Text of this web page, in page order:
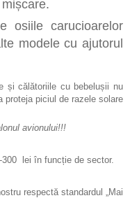
osiile carucioarelor
modele cu ajutorul
și călătoriile cu bebelușii nu
piciul de razele solare
avionului!!!
lei în funcție de sector.
respectă standardul „Mai